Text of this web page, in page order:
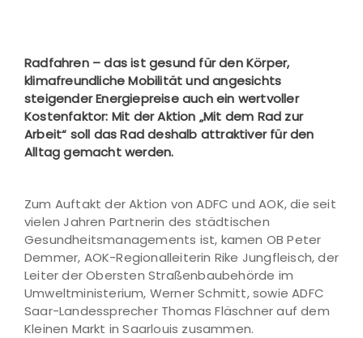
Radfahren – das ist gesund für den Körper,
klimafreundliche Mobilität und angesichts
steigender Energiepreise auch ein wertvoller
Kostenfaktor: Mit der Aktion „Mit dem Rad zur
Arbeit“ soll das Rad deshalb attraktiver für den
Alltag gemacht werden.
Zum Auftakt der Aktion von ADFC und AOK, die seit
vielen Jahren Partnerin des städtischen
Gesundheitsmanagements ist, kamen OB Peter
Demmer, AOK-Regionalleiterin Rike Jungfleisch, der
Leiter der Obersten Straßenbaubehörde im
Umweltministerium, Werner Schmitt, sowie ADFC
Saar-Landessprecher Thomas Fläschner auf dem
Kleinen Markt in Saarlouis zusammen.